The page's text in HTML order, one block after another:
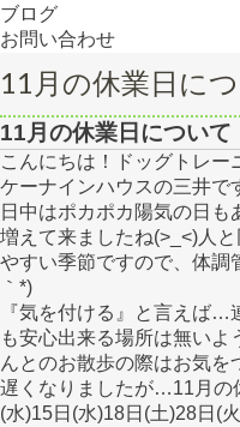
ブログ
お問い合わせ
11月の休業日に
11月の休業日について
こんにちは！ドッグトレ
ケーナインハウスの三井で
日中はポカポカ陽気の日
増えて来ましたね(>_<)人
やすい季節ですので、体調
｀*)
『気を付ける』と言えば…
も安心出来る場所は無いよ
んとのお散歩の際はお気を
遅くなりましたが…11月の
(水)15日(水)18日(土)28日(